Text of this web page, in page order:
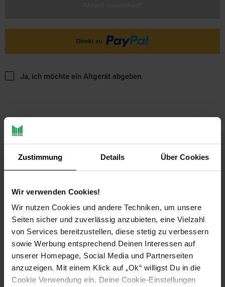
Zustimmung Details Über Cookies
Wir verwenden Cookies!
Wir nutzen Cookies und andere Techniken, um unsere
Seiten sicher und zuverlässig anzubieten, eine Vielzahl
von Services bereitzustellen, diese stetig zu verbessern
sowie Werbung entsprechend Deinen Interessen auf
unserer Homepage, Social Media und Partnerseiten
anzuzeigen. Mit einem Klick auf „Ok“ willigst Du in die
Cookie Verwendung ein. Deine Cookie-Einstellungen
Ja, ich möchte ein Altgerät abgeben.
PAYBACK
Payback Punkte
Extra°Punkte:
Produktbeschreibung
Energieeffizient und strahlungsarm durch Blue ECO Mode